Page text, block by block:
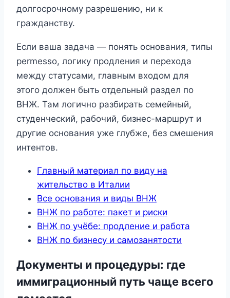
долгосрочному разрешению, ни к
гражданству.
Если ваша задача — понять основания, типы
permesso, логику продления и перехода
между статусами, главным входом для
этого должен быть отдельный раздел по
ВНЖ. Там логично разбирать семейный,
студенческий, рабочий, бизнес-маршрут и
другие основания уже глубже, без смешения
интентов.
Главный материал по виду на
жительство в Италии
Все основания и виды ВНЖ
ВНЖ по работе: пакет и риски
ВНЖ по учёбе: продление и работа
ВНЖ по бизнесу и самозанятости
Документы и процедуры: где
иммиграционный путь чаще всего